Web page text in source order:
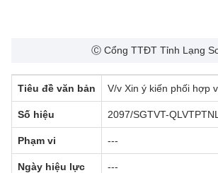
Ⓒ Cổng TTĐT Tỉnh Lạng
Tiêu đề văn bản V/v Xin ý kiến phối hợp
Số hiệu 2097/SGTVT-QLVTPTNL
Phạm vi ---
Ngày hiệu lực ---